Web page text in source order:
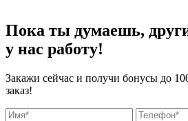
Пока ты думаешь,
у нас работу!
Закажи сейчас и получи бонусы до
заказ!